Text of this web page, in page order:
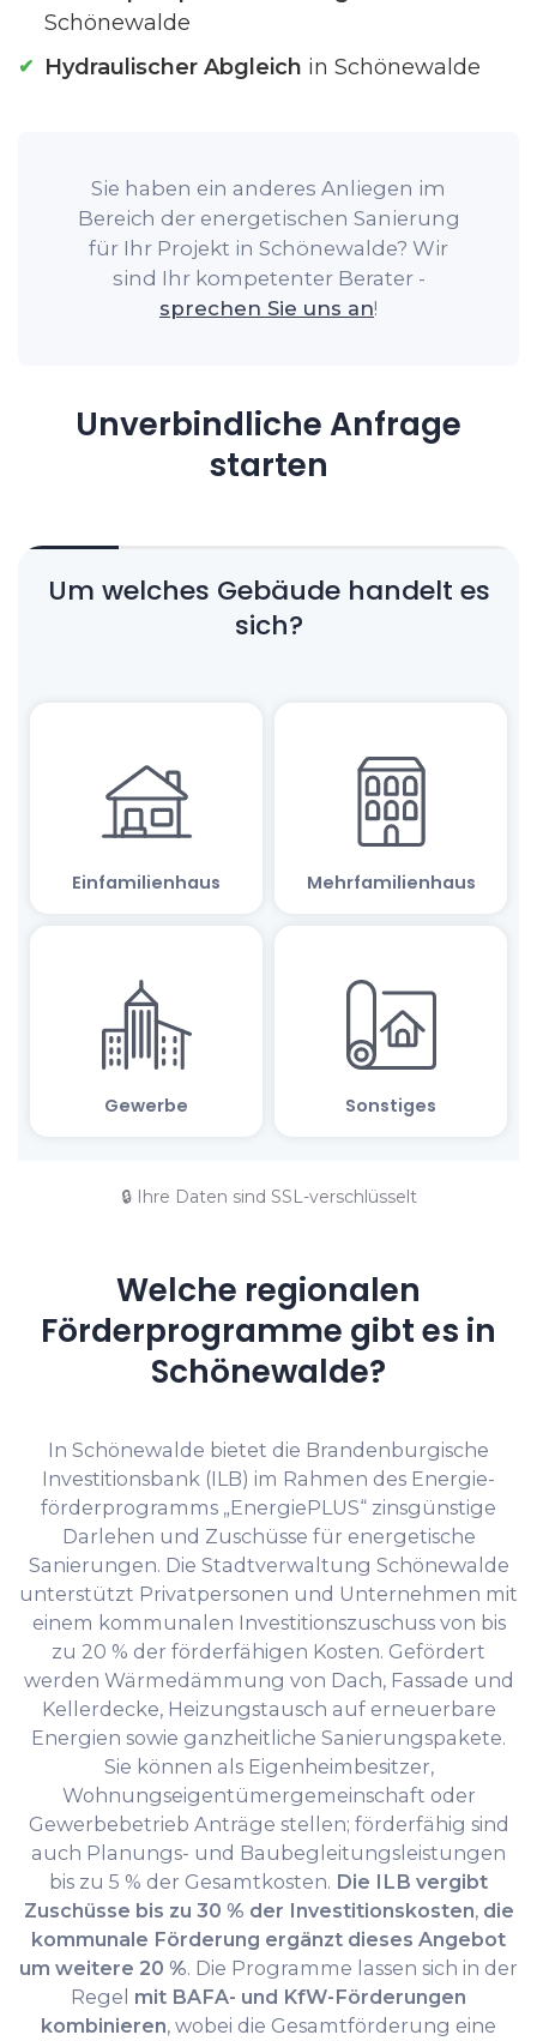
Schönewalde
Hydraulischer Abgleich in Schönewalde
Sie haben ein anderes Anliegen im
Bereich der energetischen Sanierung
für Ihr Projekt in Schönewalde? Wir
sind Ihr kompetenter Berater -
sprechen Sie uns an!
Unverbindliche Anfrage
starten
🔒 Ihre Daten sind SSL-verschlüsselt
Welche regionalen
Förderprogramme gibt es in
Schönewalde?
In Schönewalde bietet die Brandenburgische
Investitionsbank (ILB) im Rahmen des Energie­
förderprogramms „EnergiePLUS“ zinsgünstige
Darlehen und Zuschüsse für energetische
Sanierungen. Die Stadtverwaltung Schönewalde
unterstützt Privatpersonen und Unternehmen mit
einem kommunalen Investitionszuschuss von bis
zu 20 % der förderfähigen Kosten. Gefördert
werden Wärmedämmung von Dach, Fassade und
Kellerdecke, Heizungstausch auf erneuerbare
Energien sowie ganzheitliche Sanierungspakete.
Sie können als Eigenheimbesitzer,
Wohnungseigentümergemeinschaft oder
Gewerbebetrieb Anträge stellen; förderfähig sind
auch Planungs- und Baubegleitungsleistungen
bis zu 5 % der Gesamtkosten. Die ILB vergibt
Zuschüsse bis zu 30 % der Investitionskosten, die
kommunale Förderung ergänzt dieses Angebot
um weitere 20 %. Die Programme lassen sich in der
Regel mit BAFA- und KfW-Förderungen
kombinieren, wobei die Gesamtförderung eine